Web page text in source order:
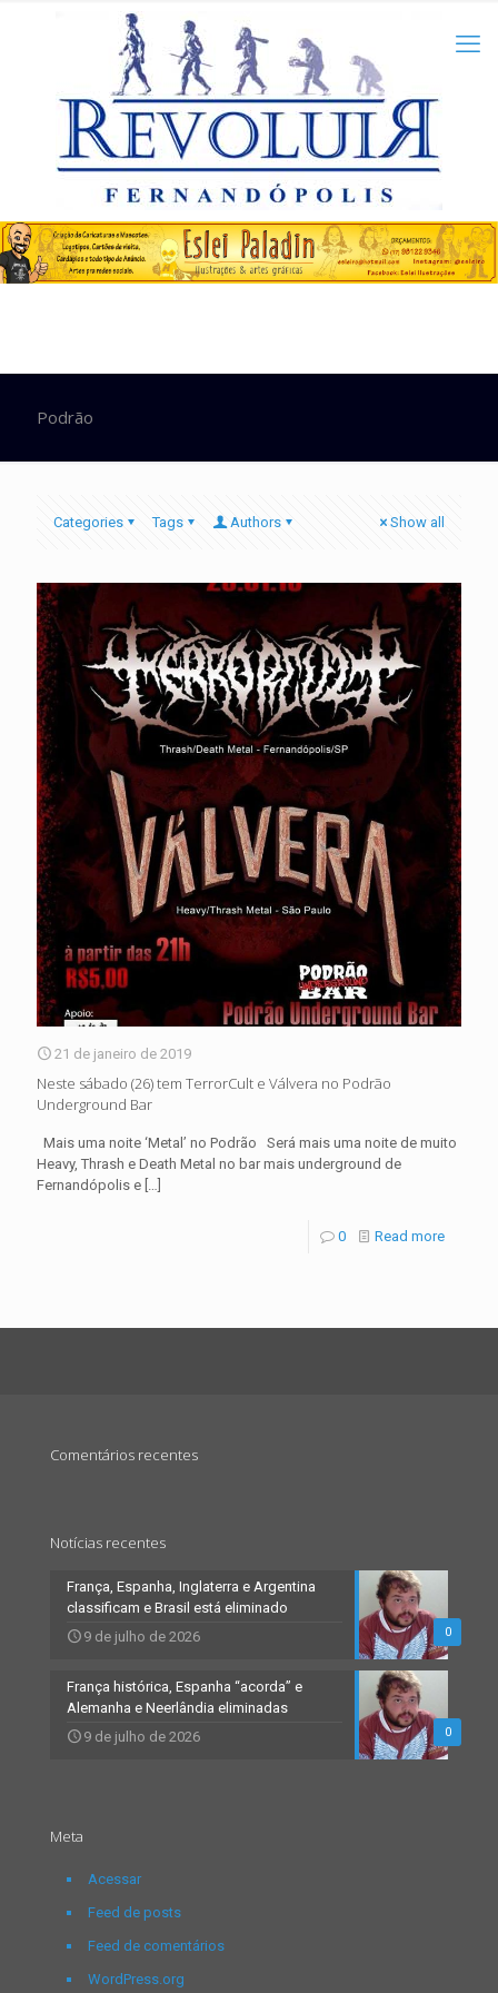
Podrão
Categories Tags Authors Show all
21 de janeiro de 2019
Neste sábado (26) tem TerrorCult e Válvera no Podrão
Underground Bar
Mais uma noite ‘Metal’ no Podrão Será mais uma noite de muito
Heavy, Thrash e Death Metal no bar mais underground de
Fernandópolis e […]
0 Read more
Comentários recentes
Notícias recentes
0
França, Espanha, Inglaterra e Argentina
classificam e Brasil está eliminado
9 de julho de 2026
0
França histórica, Espanha “acorda” e
Alemanha e Neerlândia eliminadas
9 de julho de 2026
Meta
Acessar
Feed de posts
Feed de comentários
WordPress.org